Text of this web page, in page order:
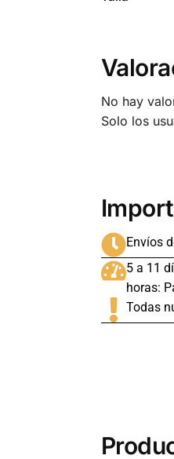
No hay
Solo los
Envíos
5 a 11
horas:
Todas